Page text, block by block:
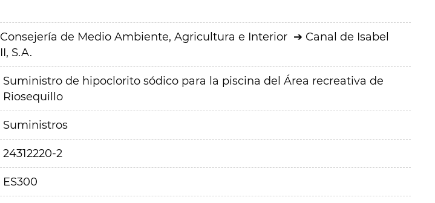
Consejería de Medio Ambiente, Agricultura e Interior
Canal de Isabel
II, S.A.
Suministro de hipoclorito sódico para la piscina del Área recreativa de
Riosequillo
Suministros
24312220-2
ES300